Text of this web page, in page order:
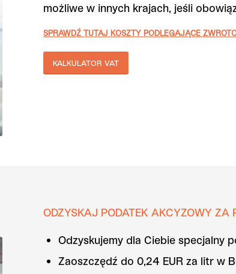
możliwe w innych krajach, jeśli
SPRAWDŹ TUTAJ KOSZTY PODLEGAJĄCE
KALKULATOR VAT
ODZYSKAJ PODATEK AKCYZOWY
Odzyskujemy dla Ciebie specjalny
Zaoszczędź do 0,24 EUR za litr w